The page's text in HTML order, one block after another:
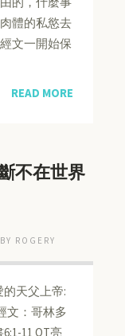
體的私慾去
文一開始保
READ MORE
不在世界
ROGERY
的天父上帝:
文：哥林多
11 QT亮